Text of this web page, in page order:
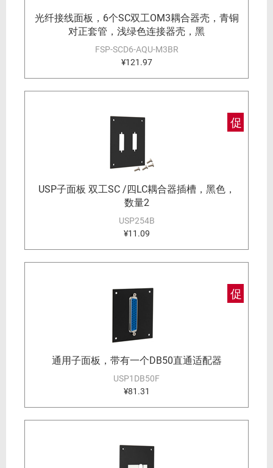
光纤接线面板，6个SC双工OM3耦合器壳，青铜
对正套管，浅绿色连接器壳，黑
FSP-SCD6-AQU-M3BR
¥121.97
促
USP子面板 双工SC /四LC耦合器插槽，黑色，
数量2
USP254B
¥11.09
促
通用子面板，带有一个DB50直通适配器
USP1DB50F
¥81.31